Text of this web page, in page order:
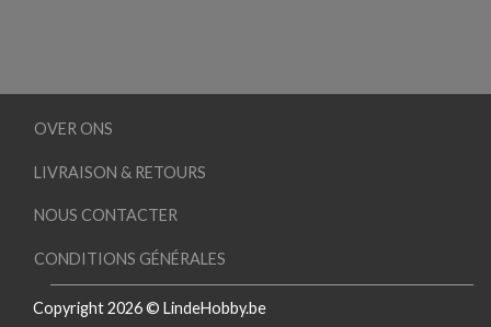
OVER ONS
LIVRAISON & RETOURS
NOUS CONTACTER
CONDITIONS GÉNÉRALES
Copyright 2026 © LindeHobby.be